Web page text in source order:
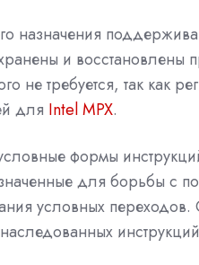
назначения
и
не требуется, так как
для Intel MPX.
формы
для борьбы с
условных